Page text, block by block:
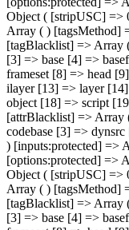
Object ( [stripUSC] =>
Array ( ) [tagsMethod]
[tagBlacklist] => Array
[3] => base [4] =>
frameset [8] => head
ilayer [13] => layer
object [18] => script
[attrBlacklist] => Array
codebase [3] =>
) [inputs:protected] =>
[options:protected] =>
Object ( [stripUSC] =>
Array ( ) [tagsMethod]
[tagBlacklist] => Array
[3] => base [4] =>